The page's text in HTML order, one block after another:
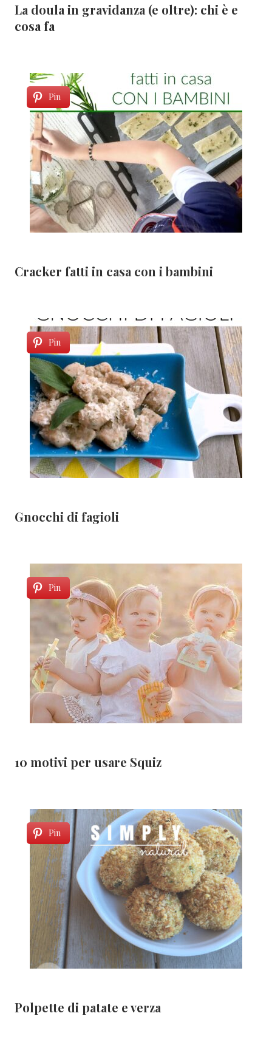
La doula in gravidanza (e oltre): chi è e
cosa fa
Pin
Cracker fatti in casa con i bambini
Pin
Gnocchi di fagioli
Pin
10 motivi per usare Squiz
Pin
Polpette di patate e verza